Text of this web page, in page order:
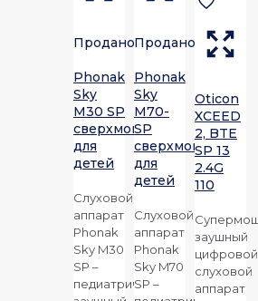
Продано
Phonak
Sky
M30 SP
сверхмощный
для
детей
Слуховой
аппарат
Phonak
Sky M30
SP –
педиатрический
Продано
Phonak
Sky
M70-
SP
сверхмощный
для
детей
Слуховой
аппарат
Phonak
Sky M70
SP –
Oticon
XCEED
2, BTE
SP 13
2.4G
110
заушный
цифровой
слуховой
аппарат